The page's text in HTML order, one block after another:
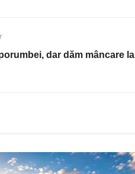
dar dăm mâncare la